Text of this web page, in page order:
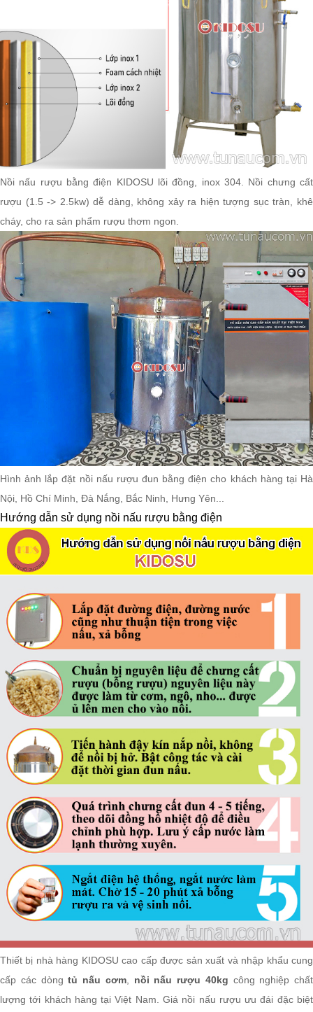
Nồi nấu rượu bằng điện KIDOSU lõi đồng, inox 304. Nồi chưng cất
rượu (1.5 -> 2.5kw) dễ dàng, không xảy ra hiện tượng sục tràn, khê
cháy, cho ra sản phẩm rượu thơm ngon.
Hình ảnh lắp đặt nồi nấu rượu đun bằng điện cho khách hàng tại Hà
Nội, Hồ Chí Minh, Đà Nắng, Bắc Ninh, Hưng Yên...
Hướng dẫn sử dụng nồi nấu rượu bằng điện
Thiết bị nhà hàng KIDOSU cao cấp được sản xuất và nhập khẩu cung
cấp các dòngtủ nấu cơm, nồi nấu rượu 40kg công nghiệp chất
lượng tới khách hàng tại Việt Nam. Giá nồi nấu rượu ưu đái đặc biệt